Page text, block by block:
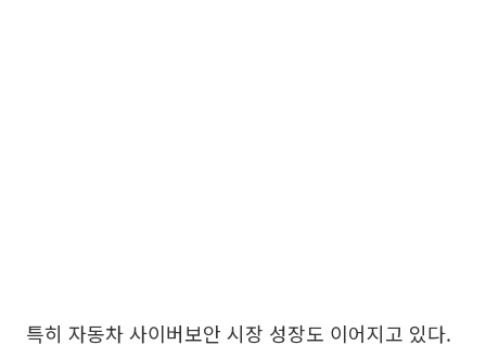
특히 자동차 사이버보안 시장 성장도 이어지고 있다.